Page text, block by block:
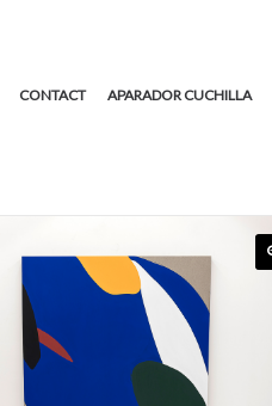
CONTACT APARADOR CUCHILLA